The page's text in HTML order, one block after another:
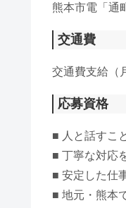
熊本市電「通
交通費
交通費支給（
応募資格
■ 人と話すこ
■ 丁寧な対応
■ 安定した仕
■ 地元・熊本